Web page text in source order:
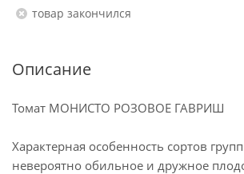
Товар закончился
Описание
Томат МОНИСТО РОЗОВОЕ ГАВРИШ
Характерная особенность сортов
невероятно обильное и дружное